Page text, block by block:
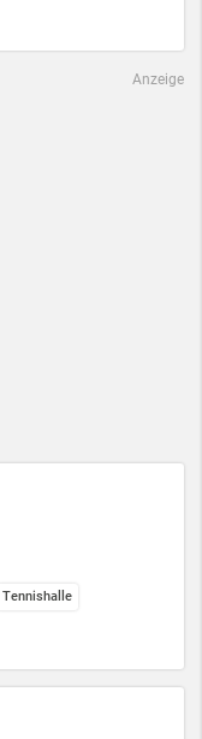
Anzeige
Tennishalle